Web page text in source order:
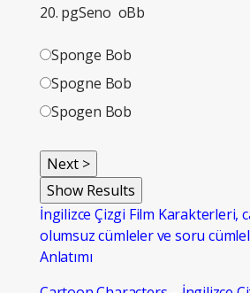
20. pgSeno oBb
Sponge Bob
Spogne Bob
Spogen Bob
İngilizce Çizgi Film Karakterleri,
olumsuz cümleler ve soru
Anlatımı